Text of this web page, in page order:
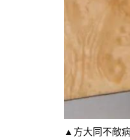
▲方大同不敵